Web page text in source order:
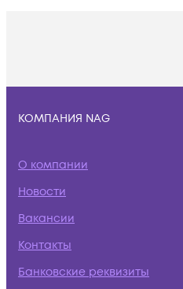
КОМПАНИЯ NAG
О компании
Новости
Вакансии
Контакты
Банковские реквизиты